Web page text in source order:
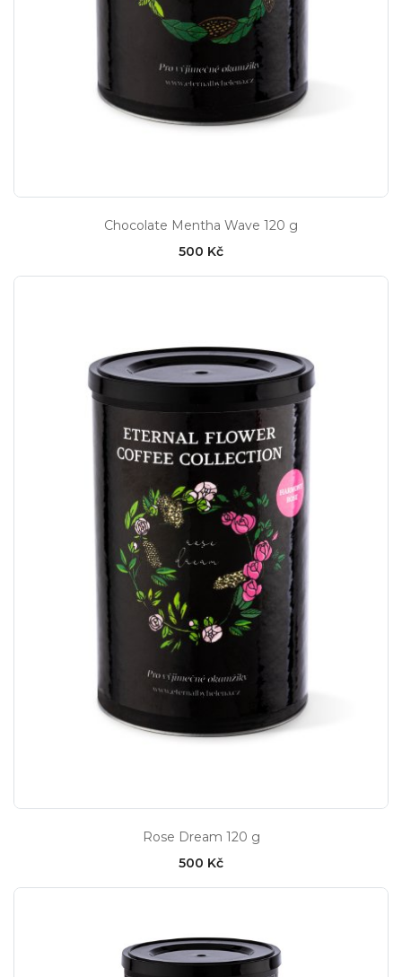
Chocolate Mentha Wave 120 g
500 Kč
Rose Dream 120 g
500 Kč